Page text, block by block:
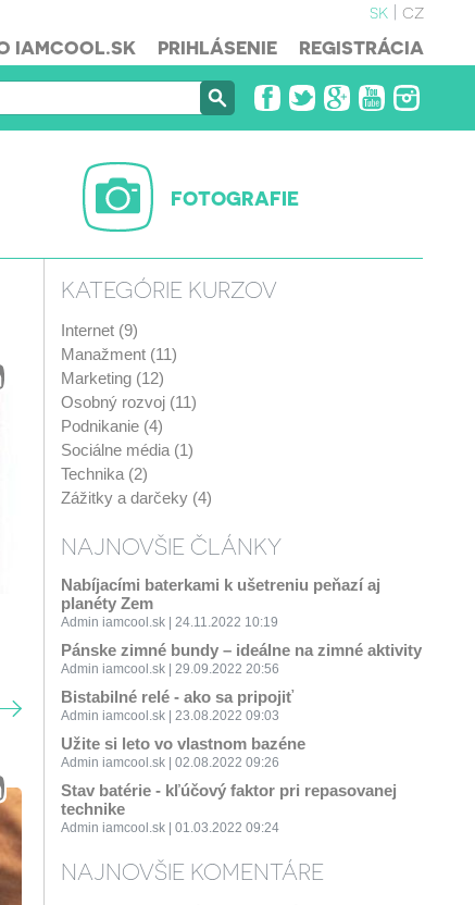
sk
cz
IAMCOOL.SK PRIHLÁSENIE REGISTRÁCIA
FOTOGRAFIE
KATEGÓRIE KURZOV
Internet (9)
Manažment (11)
Marketing (12)
Osobný rozvoj (11)
Podnikanie (4)
Sociálne média (1)
Technika (2)
Zážitky a darčeky (4)
NAJNOVŠIE ČLÁNKY
Nabíjacími baterkami k ušetreniu peňazí aj
planéty Zem
Admin iamcool.sk | 24.11.2022 10:19
Pánske zimné bundy – ideálne na zimné aktivity
Admin iamcool.sk | 29.09.2022 20:56
Bistabilné relé - ako sa pripojiť
Admin iamcool.sk | 23.08.2022 09:03
Užite si leto vo vlastnom bazéne
Admin iamcool.sk | 02.08.2022 09:26
Stav batérie - kľúčový faktor pri repasovanej
technike
Admin iamcool.sk | 01.03.2022 09:24
NAJNOVŠIE KOMENTÁRE